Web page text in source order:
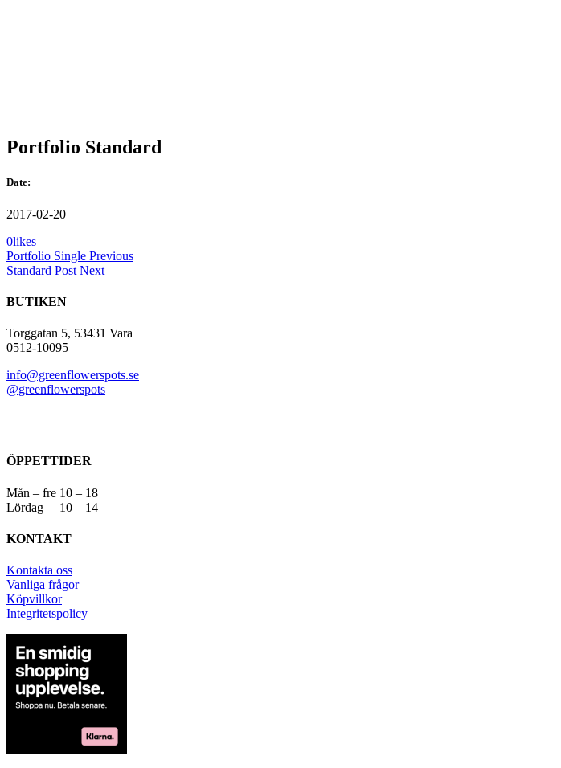
Portfolio Standard
Date:
2017-02-20
0likes
Portfolio Single Previous
Standard Post Next
BUTIKEN
Torggatan 5, 53431 Vara
0512-10095
info@greenflowerspots.se
@greenflowerspots
ÖPPETTIDER
Mån – fre 10 – 18
Lördag 10 – 14
KONTAKT
Kontakta oss
Vanliga frågor
Köpvillkor
Integritetspolicy